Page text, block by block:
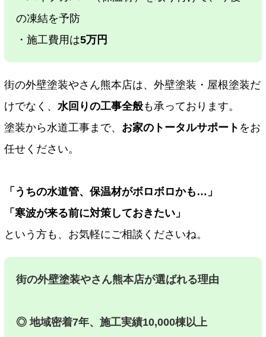
の凍結を予防
・施工費用は5万円
街の外壁塗装やさん熊本店は、外壁塗装・屋根塗装だ
けでなく、 水回りの工事全般も承っております。
塗装から水道工事まで、 お家のトータルサポート をお
任せください。
「うちの水道管、保温材がボロボロかも…」
「寒波が来る前に対策しておきたい」
という方も、お気軽にご相談くださいね。
街の外壁塗装やさん熊本店が選ばれる理由
◎ 地域密着7年、施工実績10,000棟以上